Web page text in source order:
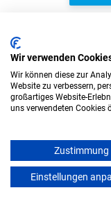
Wir verwenden
Wir können diese zur
Website zu verbessern,
großartiges Website-
uns verwendeten Cookies
Zustimmung
Einstellungen